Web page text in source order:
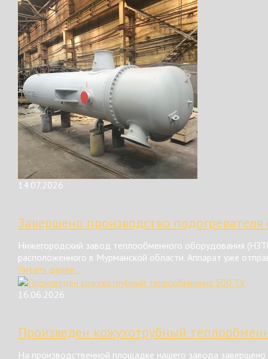
14.07.2026
Завершено производство
Нижегородский завод теплообменного оборудования
расположенного в Мурманской области. Аппарат уже
Читать далее...
16.06.2026
Произведен кожухотрубный
На производственной площадке нашего завода